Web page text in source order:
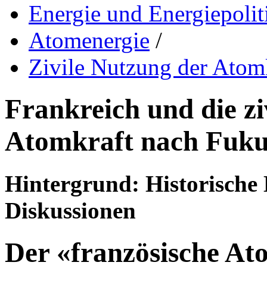
Energie und
Atomenergie /
Zivile Nutzung der
Frankreich und die
Atomkraft nach
Hintergrund:
Diskussionen
Der «französische